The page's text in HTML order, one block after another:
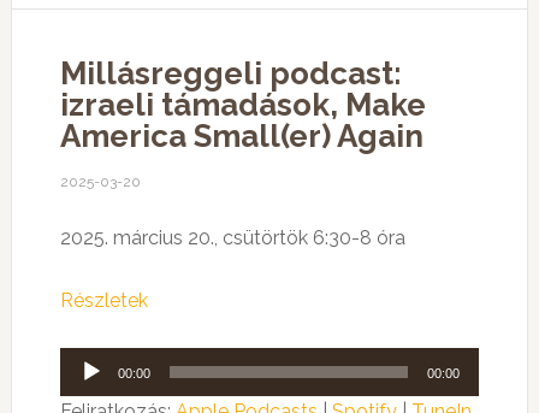
Millásreggeli podcast:
izraeli támadások, Make
America Small(er) Again
2025-03-20
2025. március 20., csütörtök 6:30-8 óra
Részletek
Audió
lejátszó
00:00 00:00